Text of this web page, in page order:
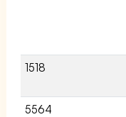
1518
5564